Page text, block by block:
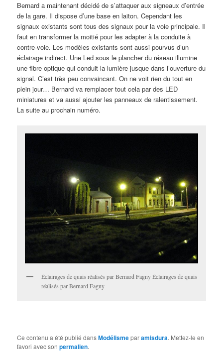
Bernard a maintenant décidé de s’attaquer aux signeaux d’entrée
de la gare. Il dispose d’une base en laiton. Cependant les
signaux existants sont tous des signaux pour la voie principale. Il
faut en transformer la moitié pour les adapter à la conduite à
contre-voie. Les modèles existants sont aussi pourvus d’un
éclairage indirect. Une Led sous le plancher du réseau illumine
une fibre optique qui conduit la lumière jusque dans l’ouverture du
signal. C’est très peu convaincant. On ne voit rien du tout en
plein jour… Bernard va remplacer tout cela par des LED
miniatures et va aussi ajouter les panneaux de ralentissement.
La suite au prochain numéro.
Éclairages de quais réalisés par Bernard Fagny Éclairages de quais
réalisés par Bernard Fagny
Ce contenu a été publié dansModélismeparamisdura. Mettez-le en
favori avec sonpermalien.